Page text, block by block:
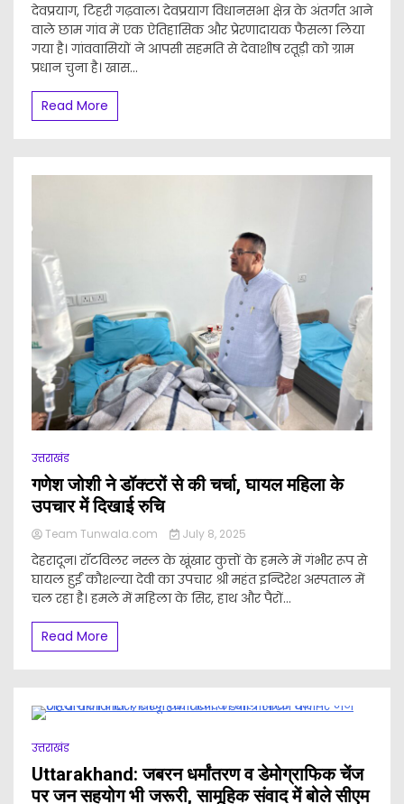
देवप्रयाग, टिहरी गढ़वाल। देवप्रयाग विधानसभा क्षेत्र के अंतर्गत आने
वाले छाम गांव में एक ऐतिहासिक और प्रेरणादायक फैसला लिया
गया है। गांववासियों ने आपसी सहमति से देवाशीष रतूड़ी को ग्राम
प्रधान चुना है। खास...
Read More
उत्तराखंड
गणेश जोशी ने डॉक्टरों से की चर्चा, घायल महिला के
उपचार में दिखाई रुचि
Team Tunwala.com July 8, 2025
देहरादून। रॉटविलर नस्ल के खूंखार कुत्तों के हमले में गंभीर रूप से
घायल हुईं कौशल्या देवी का उपचार श्री महंत इन्दिरेश अस्पताल में
चल रहा है। हमले में महिला के सिर, हाथ और पैरों...
Read More
उत्तराखंड
Uttarakhand: जबरन धर्मांतरण व डेमोग्राफिक चेंज
पर जन सहयोग भी जरूरी, सामूहिक संवाद में बोले सीएम